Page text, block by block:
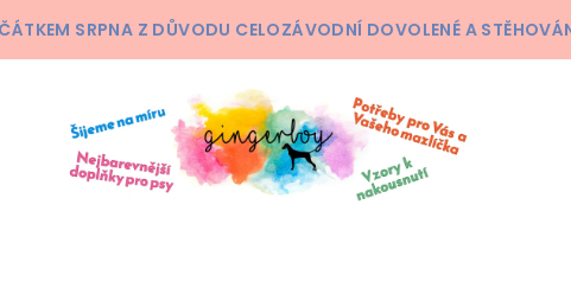
SRPNA Z DŮVODU CELOZÁVODNÍ DOVOLENÉ A